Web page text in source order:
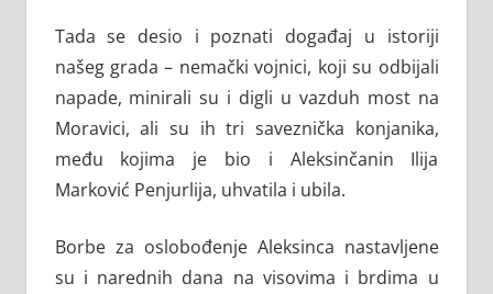
Tada se desio i poznati događaj u istoriji
našeg grada – nemački vojnici, koji su odbijali
napade, minirali su i digli u vazduh most na
Moravici, ali su ih tri saveznička konjanika,
među kojima je bio i Aleksinčanin Ilija
Marković Penjurlija, uhvatila i ubila.
Borbe za oslobođenje Aleksinca nastavljene
su i narednih dana na visovima i brdima u